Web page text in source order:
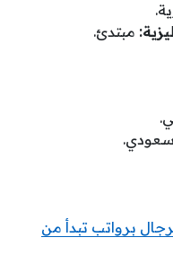
مبتدئ.
برواتب تبدأ من